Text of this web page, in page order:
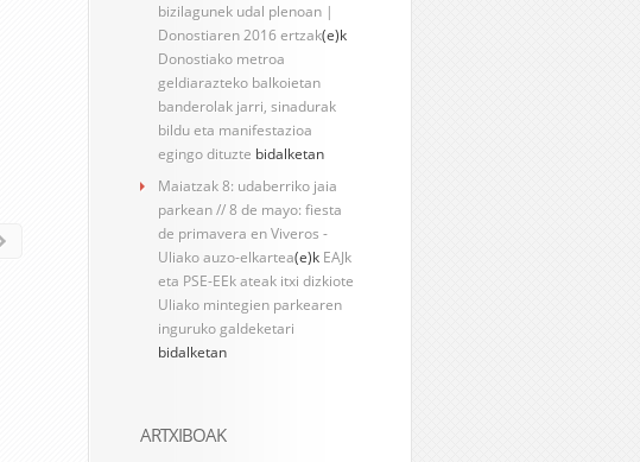
bizilagunek udal plenoan |
Donostiaren 2016 ertzak(e)k
Donostiako metroa
geldiarazteko balkoietan
banderolak jarri, sinadurak
bildu eta manifestazioa
egingo dituzte bidalketan
Maiatzak 8: udaberriko jaia
parkean // 8 de mayo: fiesta
de primavera en Viveros -
Uliako auzo-elkartea(e)k EAJk
eta PSE-EEk ateak itxi dizkiote
Uliako mintegien parkearen
inguruko galdeketari
bidalketan
ARTXIBOAK